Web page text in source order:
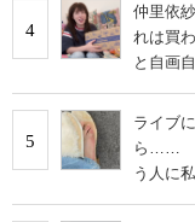
4
仲里依
れは買
と自画
5
ライブ
ら……
う人に